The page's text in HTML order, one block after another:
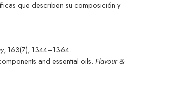
que describen su composición y
, 163(7), 1344–1364.
and essential oils. Flavour &